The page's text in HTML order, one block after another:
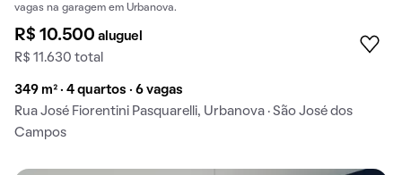
vagas na garagem em Urbanova.
R$ 10.500aluguel
R$ 11.630 total
349 m² · 4 quartos · 6 vagas
Rua José Fiorentini Pasquarelli, Urbanova · São José dos
Campos